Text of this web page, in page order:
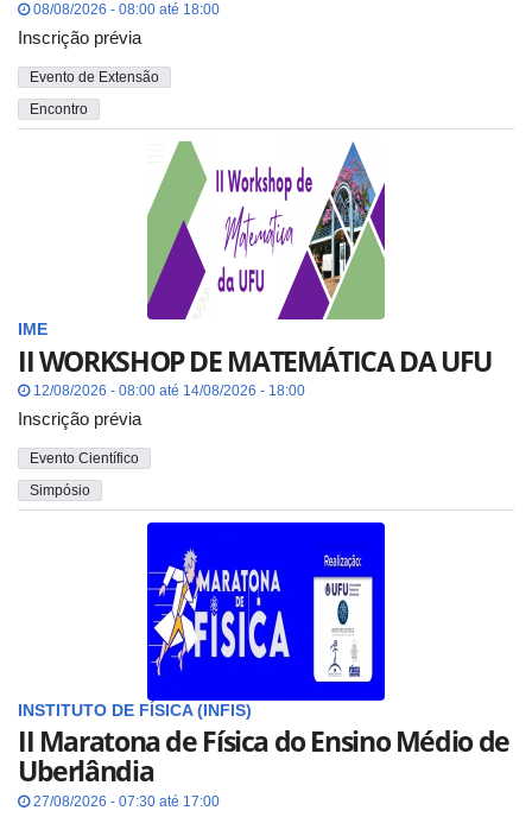
08/08/2026 - 08:00 até 18:00
Inscrição prévia
Evento de Extensão
Encontro
IME
II WORKSHOP DE MATEMÁTICA DA UFU
12/08/2026 - 08:00 até 14/08/2026 - 18:00
Inscrição prévia
Evento Científico
Simpósio
INSTITUTO DE FÍSICA (INFIS)
II Maratona de Física do Ensino Médio de
Uberlândia
27/08/2026 - 07:30 até 17:00